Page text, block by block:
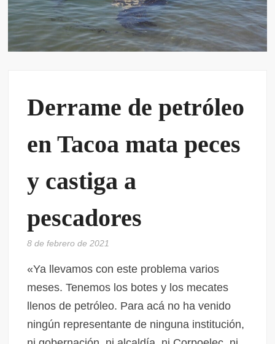
Derrame de petróleo
en Tacoa mata peces
y castiga a
pescadores
8 de febrero de 2021
«Ya llevamos con este problema varios
meses. Tenemos los botes y los mecates
llenos de petróleo. Para acá no ha venido
ningún representante de ninguna institución,